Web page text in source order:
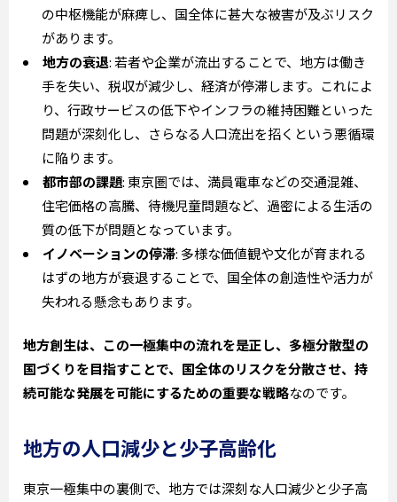
の中枢機能が麻痺し、国全体に甚大な被害が及ぶリスク
があります。
地方の衰退: 若者や企業が流出することで、地方は働き
手を失い、税収が減少し、経済が停滞します。これによ
り、行政サービスの低下やインフラの維持困難といった
問題が深刻化し、さらなる人口流出を招くという悪循環
に陥ります。
都市部の課題: 東京圏では、満員電車などの交通混雑、
住宅価格の高騰、待機児童問題など、過密による生活の
質の低下が問題となっています。
イノベーションの停滞: 多様な価値観や文化が育まれる
はずの地方が衰退することで、国全体の創造性や活力が
失われる懸念もあります。
地方創生は、この一極集中の流れを是正し、多極分散型の
国づくりを目指すことで、国全体のリスクを分散させ、持
続可能な発展を可能にするための重要な戦略なのです。
地方の人口減少と少子高齢化
東京一極集中の裏側で、地方では深刻な人口減少と少子高